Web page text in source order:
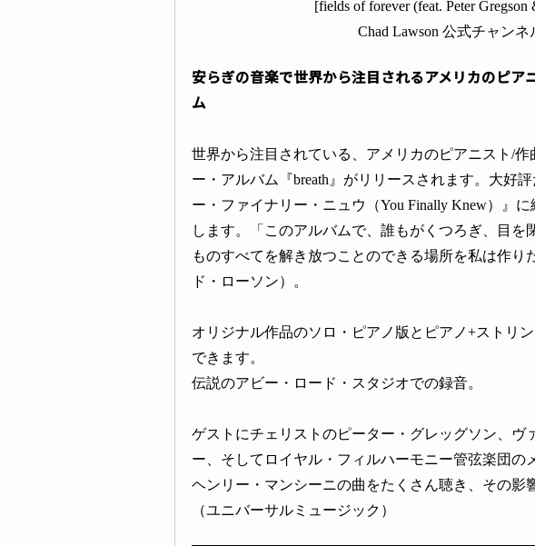
[fields of forever (feat. Peter Gregson
Chad Lawson 公式チャンネ
安らぎの音楽で世界から注目されるアメリカのピア
ム
世界から注目されている、アメリカのピアニスト/作
ー・アルバム『breath』がリリースされます。大好
ー・ファイナリー・ニュウ（You Finally Knew）』
します。「このアルバムで、誰もがくつろぎ、目を
ものすべてを解き放つことのできる場所を私は作り
ド・ローソン）。
オリジナル作品のソロ・ピアノ版とピアノ+ストリ
できます。
伝説のアビー・ロード・スタジオでの録音。
ゲストにチェリストのピーター・グレッグソン、ヴ
ー、そしてロイヤル・フィルハーモニー管弦楽団の
ヘンリー・マンシーニの曲をたくさん聴き、その影
（ユニバーサルミュージック）